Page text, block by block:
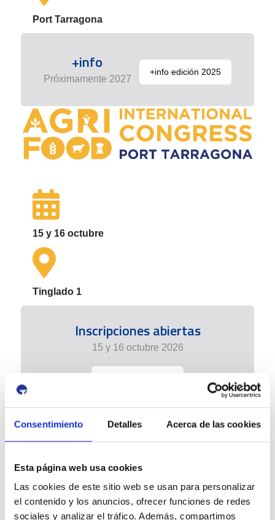
Consentimiento Detalles Acerca de las cookies
Esta página web usa cookies
Las cookies de este sitio web se usan para personalizar
el contenido y los anuncios, ofrecer funciones de redes
sociales y analizar el tráfico. Además, compartimos
Port Tarragona
+info
Próximamente 2027
+info edición 2025
15 y 16 octubre
Tinglado 1
Inscripciones abiertas
15 y 16 octubre 2026